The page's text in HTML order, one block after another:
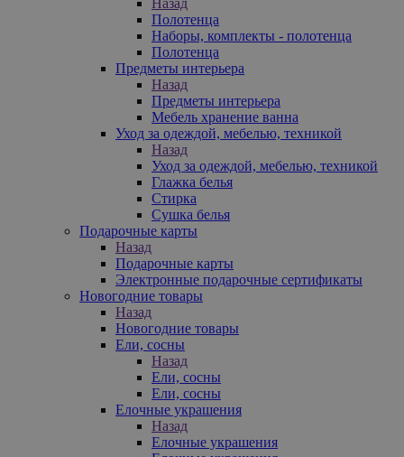
Полотенца
Наборы, комплекты - полотенца
Полотенца
Предметы интерьера
Назад
Предметы интерьера
Мебель хранение ванна
Уход за одеждой, мебелью, техникой
Назад
Уход за одеждой, мебелью, техникой
Глажка белья
Стирка
Сушка белья
Подарочные карты
Назад
Подарочные карты
Электронные подарочные сертификаты
Новогодние товары
Назад
Новогодние товары
Ели, сосны
Назад
Ели, сосны
Ели, сосны
Елочные украшения
Назад
Елочные украшения